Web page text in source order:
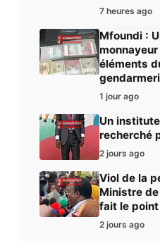
7 heures ago
Mfoundi :
éléments
1 jour ago
Un
recherché
2 jours ago
Viol de la
Ministre de
fait le point
2 jours ago